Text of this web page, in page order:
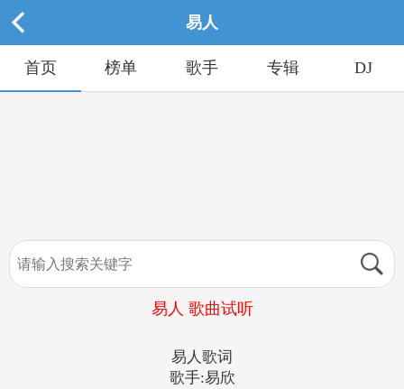
易人
首页 榜单 歌手 专辑 DJ
易人 歌曲试听
易人歌词
歌手:易欣